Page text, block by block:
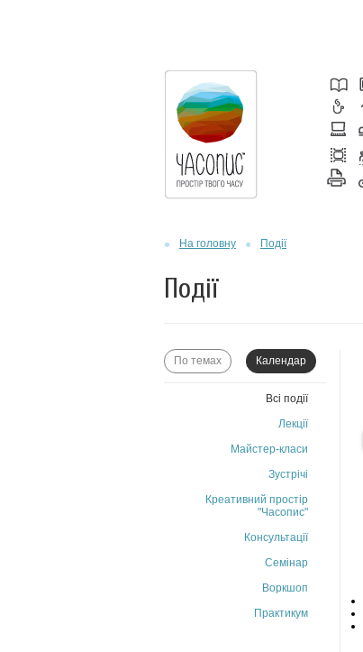
На головну Події
Події
По темах Календар
Всі події
Лекції
Майстер-класи
Зустрічі
Креативний простір
"Часопис"
Консультації
Семінар
Воркшоп
Практикум